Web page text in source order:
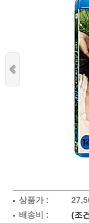
상품가 :
배송비 : (조